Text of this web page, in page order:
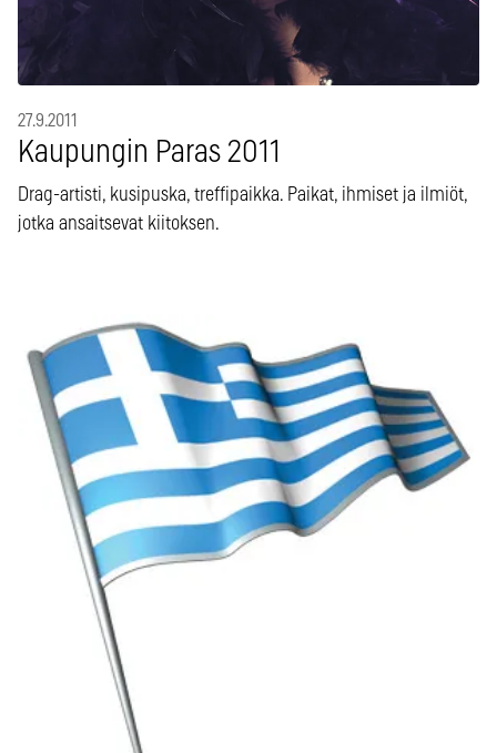
27.9.2011
Kaupungin Paras 2011
Drag-artisti, kusipuska, treffipaikka. Paikat, ihmiset ja ilmiöt,
jotka ansaitsevat kiitoksen.